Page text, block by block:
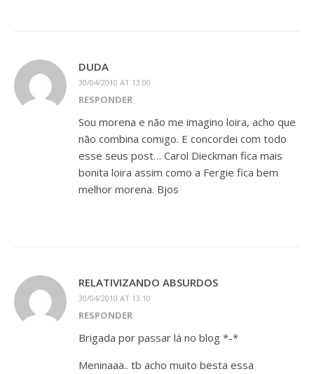
DUDA
30/04/2010 AT 13:00
RESPONDER
Sou morena e não me imagino loira, acho que
não combina comigo. E concordei com todo
esse seus post… Carol Dieckman fica mais
bonita loira assim como a Fergie fica bem
melhor morena. Bjos
RELATIVIZANDO ABSURDOS
30/04/2010 AT 13:10
RESPONDER
Brigada por passar lá no blog *-*
Meninaaa.. tb acho muito besta essa